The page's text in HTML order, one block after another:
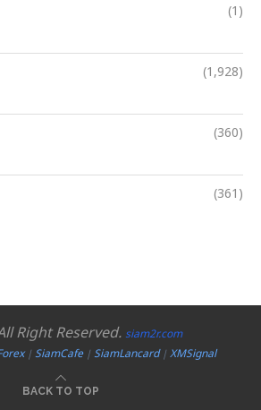
(1)
(1,928)
(360)
(361)
Right Reserved. siam2r.com
|SiamCafe|SiamLancard|XMSignal
BACK TO TOP